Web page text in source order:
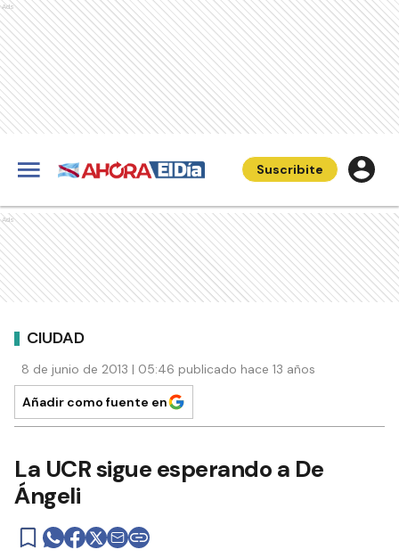
Ads
Suscribite
Ads
CIUDAD
8 de junio de 2013 | 05:46 publicado hace 13 años
Añadir como fuente en
La UCR sigue esperando a De
Ángeli